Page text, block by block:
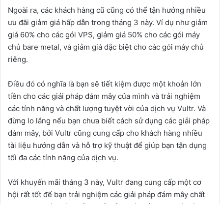
Ngoài ra, các khách hàng cũ cũng có thể tận hưởng nhiều
ưu đãi giảm giá hấp dẫn trong tháng 3 này. Ví dụ như giảm
giá 60% cho các gói VPS, giảm giá 50% cho các gói máy
chủ bare metal, và giảm giá đặc biệt cho các gói máy chủ
riêng.
Điều đó có nghĩa là bạn sẽ tiết kiệm được một khoản lớn
tiền cho các giải pháp đám mây của mình và trải nghiệm
các tính năng và chất lượng tuyệt vời của dịch vụ Vultr. Và
đừng lo lắng nếu bạn chưa biết cách sử dụng các giải pháp
đám mây, bởi Vultr cũng cung cấp cho khách hàng nhiều
tài liệu hướng dẫn và hỗ trợ kỹ thuật để giúp bạn tận dụng
tối đa các tính năng của dịch vụ.
Với khuyến mãi tháng 3 này, Vultr đang cung cấp một cơ
hội rất tốt để bạn trải nghiệm các giải pháp đám mây chất